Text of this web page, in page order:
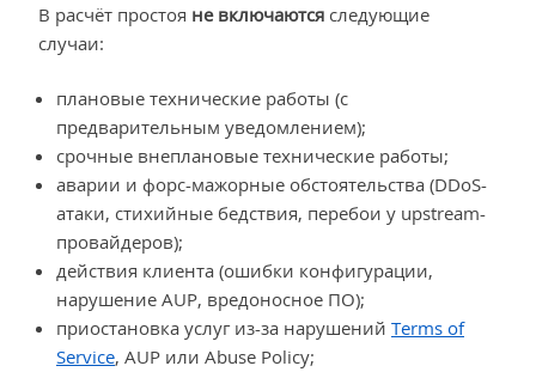
В расчёт простоя не включаются следующие
случаи:
плановые технические работы (с
предварительным уведомлением);
срочные внеплановые технические работы;
аварии и форс-мажорные обстоятельства (DDoS-
атаки, стихийные бедствия, перебои у upstream-
провайдеров);
действия клиента (ошибки конфигурации,
нарушение AUP, вредоносное ПО);
приостановка услуг из-за нарушений Terms of
Service, AUP или Abuse Policy;